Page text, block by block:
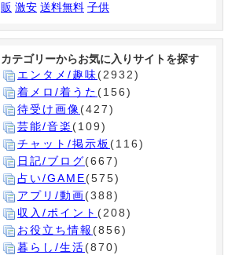
販 激安 送料無料 子供
カテゴリーからお気に入りサイトを探す
エンタメ/趣味(2932)
着メロ/着うた (156)
待受け画像(427)
芸能/音楽 (109)
チャット/掲示板 (116)
日記/ブログ(667)
占い/GAME(575)
アプリ/動画(388)
収入/ポイント (208)
お役立ち情報 (856)
暮らし/生活(870)